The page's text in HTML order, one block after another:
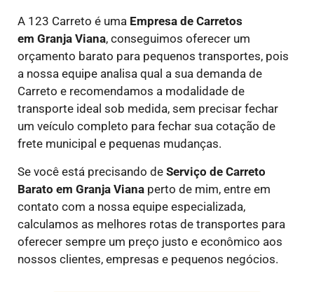
A 123 Carreto é uma Empresa de Carretos
em Granja Viana, conseguimos oferecer um
orçamento barato para pequenos transportes, pois
a nossa equipe analisa qual a sua demanda de
Carreto e recomendamos a modalidade de
transporte ideal sob medida, sem precisar fechar
um veículo completo para fechar sua cotação de
frete municipal e pequenas mudanças.
Se você está precisando de Serviço de Carreto
Barato em Granja Viana perto de mim, entre em
contato com a nossa equipe especializada,
calculamos as melhores rotas de transportes para
oferecer sempre um preço justo e econômico aos
nossos clientes, empresas e pequenos negócios.